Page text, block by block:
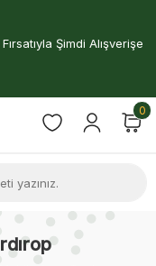
Şimdi Alışverişe
0